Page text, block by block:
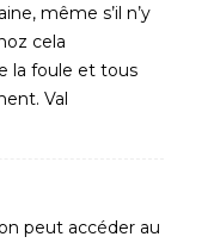
même s’il n’y
cela
la foule et tous
Val
peut accéder au